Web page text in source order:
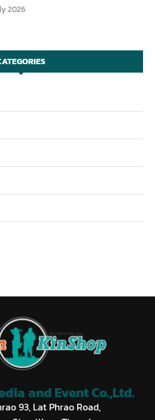
2026
and Event Co.,Ltd.
93, Lat Phrao Road,